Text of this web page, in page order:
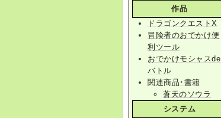
作品
ドラゴンクエストX
冒険者のおでかけ便
利ツール
おでかけモシャスde
バトル
関連商品･書籍
蒼天のソウラ
システム